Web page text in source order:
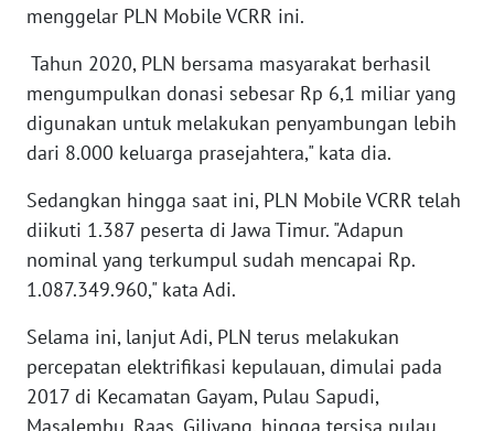
menggelar PLN Mobile VCRR ini.
Tahun 2020, PLN bersama masyarakat berhasil
mengumpulkan donasi sebesar Rp 6,1 miliar yang
digunakan untuk melakukan penyambungan lebih
dari 8.000 keluarga prasejahtera," kata dia.
Sedangkan hingga saat ini, PLN Mobile VCRR telah
diikuti 1.387 peserta di Jawa Timur. "Adapun
nominal yang terkumpul sudah mencapai Rp.
1.087.349.960," kata Adi.
Selama ini, lanjut Adi, PLN terus melakukan
percepatan elektrifikasi kepulauan, dimulai pada
2017 di Kecamatan Gayam, Pulau Sapudi,
Masalembu, Raas, Giliyang, hingga tersisa pulau
NTB
WN
SULTENG
WN
SULBAR
WN
WN
SUMBAR